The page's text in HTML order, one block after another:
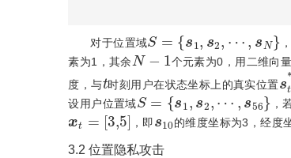
对于位置域
S s1
素为1，其余
N-
个元素为0，用二维向量
度，与
t
时刻用户在状态坐标上的真实位置
t
设用户位置域
S ={s1,s2,⋯,s56}
，
xt=[3,5]
，即
10
的维度坐标为3，经度
3.2 位置隐私攻击